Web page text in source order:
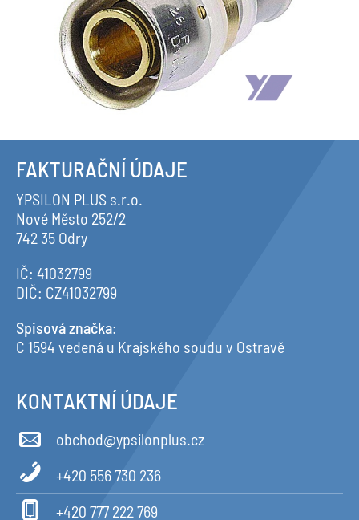
FAKTURAČNÍ ÚDAJE
YPSILON PLUS s.r.o.
Nové Město 252/2
742 35 Odry
IČ: 41032799
DIČ: CZ41032799
Spisová značka:
C 1594 vedená u Krajského soudu v Ostravě
KONTAKTNÍ ÚDAJE
obchod@ypsilonplus.cz
+420 556 730 236
+420 777 222 769